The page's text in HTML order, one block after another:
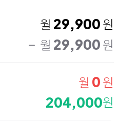
월 29,900 원
월 29,900 원
월 0 원
204,000원